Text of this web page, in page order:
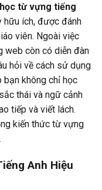
từ vựng tiếng
hữu ích, được đánh
viên. Ngoài việc
web còn có diễn đàn
hỏi về cách sử dụng
bạn không chỉ học
thái và ngữ cảnh
tiếp và viết lách.
kiến thức từ vựng
Anh Hiệu